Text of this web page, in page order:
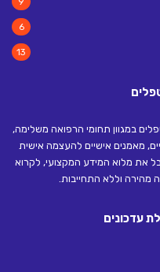
6
13
במגוון תחומי הרפואה משלימה,
מאמנים אישיים להעצמה אישית
את מלוא המידע המקצועי, לקרוא
מהירה וללא התחייבות.
עדכונים